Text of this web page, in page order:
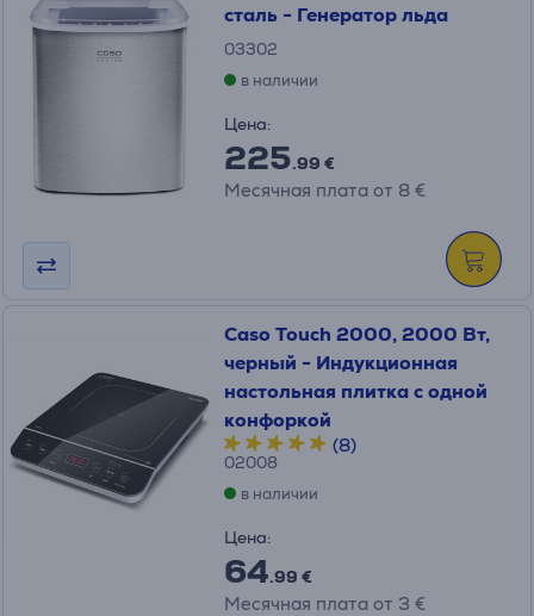
сталь - Генератор льда
03302
в наличии
Цена:
225.99 €
Месячная плата от 8 €
Caso Touch 2000, 2000 Вт,
черный - Индукционная
настольная плитка с одной
конфоркой
(8)
02008
в наличии
Цена:
64.99 €
Месячная плата от 3 €